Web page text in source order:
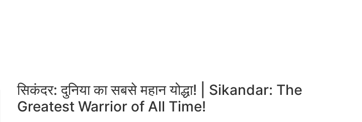
सिकंदर: दुनिया का सबसे महान योद्धा! | Sikandar: The
Greatest Warrior of All Time!